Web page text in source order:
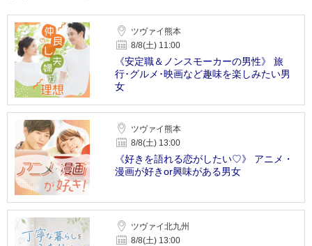
ツヴァイ熊本
8/8(土) 11:00
《安定職＆ノンスモーカーの男性》 旅
行･グルメ･映画など趣味を楽しみたい男
女
ツヴァイ熊本
8/8(土) 13:00
《好きを語れる恋がしたい♡》 アニメ・
漫画が好きor興味がある男女
ツヴァイ北九州
8/8(土) 13:00